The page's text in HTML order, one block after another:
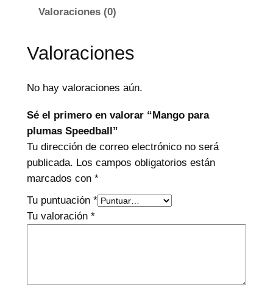
Valoraciones (0)
Valoraciones
No hay valoraciones aún.
Sé el primero en valorar “Mango para
plumas Speedball”
Tu dirección de correo electrónico no será
publicada. Los campos obligatorios están
marcados con *
Tu puntuación *
Tu valoración *